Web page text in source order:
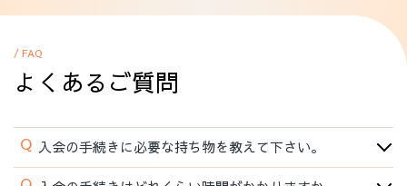
/ FAQ
よくあるご質問
Q 入会の手続きに必要な持ち物を教えて下さい。